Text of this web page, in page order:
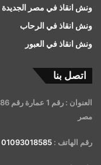
ونش انقاذ في مصر الجديدة
ونش انقاذ في الرحاب
ونش انقاذ في العبور
اتصل بنا
مصر
رقم الهاتف : 01093018585